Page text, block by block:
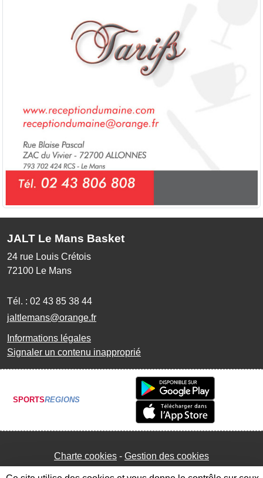
JALT Le Mans Basket
24 rue Louis Crétois
72100 Le Mans
Tél. : 02 43 85 38 44
jaltlemans@orange.fr
Informations légales
Signaler un contenu inapproprié
SPORTSREGIONS
Charte cookies Gestion des cookies